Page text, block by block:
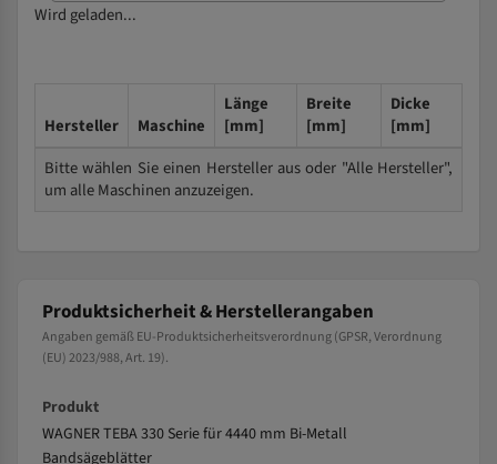
Wird geladen...
Hersteller Maschine
Länge
[mm]
Breite
[mm]
Dicke
[mm]
Bitte wählen Sie einen Hersteller aus oder "Alle Hersteller",
um alle Maschinen anzuzeigen.
Produktsicherheit & Herstellerangaben
Angaben gemäß EU-Produktsicherheitsverordnung (GPSR, Verordnung
(EU) 2023/988, Art. 19).
Produkt
WAGNER TEBA 330 Serie für 4440 mm Bi-Metall
Bandsägeblätter